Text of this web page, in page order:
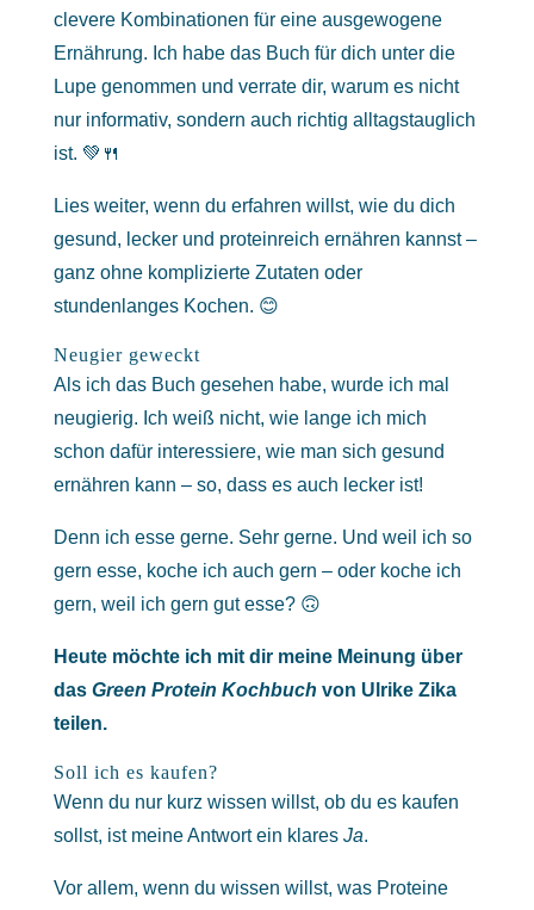
clevere Kombinationen für eine ausgewogene
Ernährung. Ich habe das Buch für dich unter die
Lupe genommen und verrate dir, warum es nicht
nur informativ, sondern auch richtig alltagstauglich
ist. 💚🍴
Lies weiter, wenn du erfahren willst, wie du dich
gesund, lecker und proteinreich ernähren kannst –
ganz ohne komplizierte Zutaten oder
stundenlanges Kochen. 😊
Neugier geweckt
Als ich das Buch gesehen habe, wurde ich mal
neugierig. Ich weiß nicht, wie lange ich mich
schon dafür interessiere, wie man sich gesund
ernähren kann – so, dass es auch lecker ist!
Denn ich esse gerne. Sehr gerne. Und weil ich so
gern esse, koche ich auch gern – oder koche ich
gern, weil ich gern gut esse? 🙃
Heute möchte ich mit dir meine Meinung über
das Green Protein Kochbuch von Ulrike Zika
teilen.
Soll ich es kaufen?
Wenn du nur kurz wissen willst, ob du es kaufen
sollst, ist meine Antwort ein klares Ja.
Vor allem, wenn du wissen willst, was Proteine